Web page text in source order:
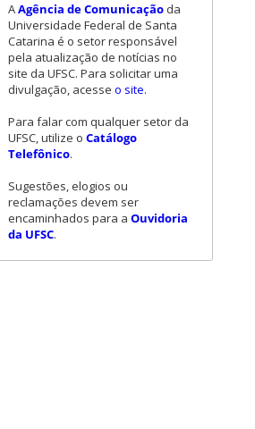
AAgência de Comunicação da
Universidade Federal de Santa
Catarina é o setor responsável
pela atualização de notícias no
site da UFSC. Para solicitar uma
divulgação, acesse o site.
Para falar com qualquer setor da
UFSC, utilize o Catálogo
Telefônico.
Sugestões, elogios ou
reclamações devem ser
encaminhados para a Ouvidoria
da UFSC.